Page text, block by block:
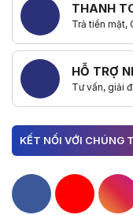
THANH
Trả tiền mặt,
HỖ TRỢ
Tư vấn, giải
KẾT NỐI VỚI CHÚNG
HacomHacom